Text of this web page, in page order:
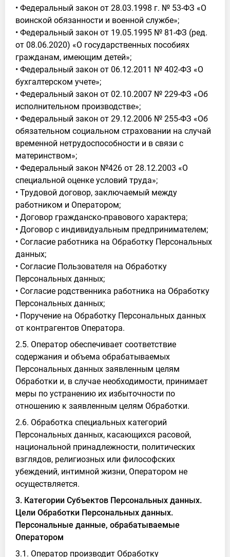
• Федеральный закон от 28.03.1998 г. № 53-ФЗ «О
воинской обязанности и военной службе»;
• Федеральный закон от 19.05.1995 № 81-ФЗ (ред.
от 08.06.2020) «О государственных пособиях
гражданам, имеющим детей»;
• Федеральный закон от 06.12.2011 № 402-ФЗ «О
бухгалтерском учете»;
• Федеральный закон от 02.10.2007 № 229-ФЗ «Об
исполнительном производстве»;
• Федеральный закон от 29.12.2006 № 255-ФЗ «Об
обязательном социальном страховании на случай
временной нетрудоспособности и в связи с
материнством»;
• Федеральный закон №426 от 28.12.2003 «О
специальной оценке условий труда»;
• Трудовой договор, заключаемый между
работником и Оператором;
• Договор гражданско-правового характера;
• Договор с индивидуальным предпринимателем;
• Согласие работника на Обработку Персональных
данных;
• Согласие Пользователя на Обработку
Персональных данных;
• Согласие родственника работника на Обработку
Персональных данных;
• Поручение на Обработку Персональных данных
от контрагентов Оператора.
2.5. Оператор обеспечивает соответствие
содержания и объема обрабатываемых
Персональных данных заявленным целям
Обработки и, в случае необходимости, принимает
меры по устранению их избыточности по
отношению к заявленным целям Обработки.
2.6. Обработка специальных категорий
Персональных данных, касающихся расовой,
национальной принадлежности, политических
взглядов, религиозных или философских
убеждений, интимной жизни, Оператором не
осуществляется.
3. Категории Субъектов Персональных данных.
Цели Обработки Персональных данных.
Персональные данные, обрабатываемые
Оператором
3.1. Оператор производит Обработку